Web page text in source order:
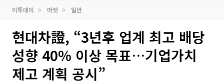
이투데이 마켓 일반
현대차證, “3년후 업계 최고 배당
성향 40% 이상 목표…기업가치
제고 계획 공시”